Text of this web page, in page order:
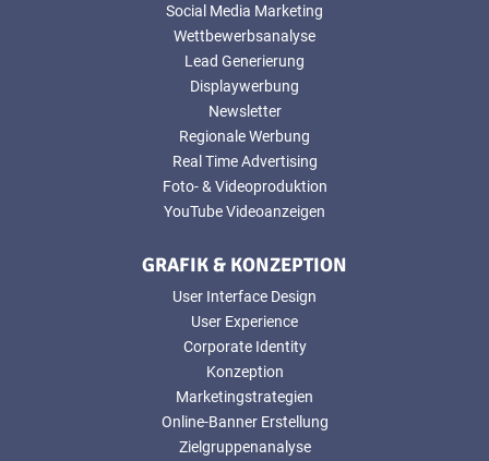
Social Media Marketing
Wettbewerbsanalyse
Lead Generierung
Displaywerbung
Newsletter
Regionale Werbung
Real Time Advertising
Foto- & Videoproduktion
YouTube Videoanzeigen
GRAFIK & KONZEPTION
User Interface Design
User Experience
Corporate Identity
Konzeption
Marketingstrategien
Online-Banner Erstellung
Zielgruppenanalyse